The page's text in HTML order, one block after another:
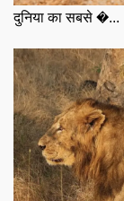
दुनिया का सबसे �...